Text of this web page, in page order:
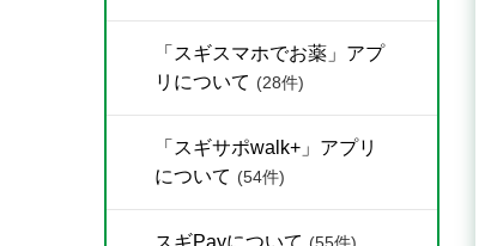
「スギスマホでお薬」アプ
リについて (28件)
「スギサポwalk+」アプリ
について (54件)
スギPayについて